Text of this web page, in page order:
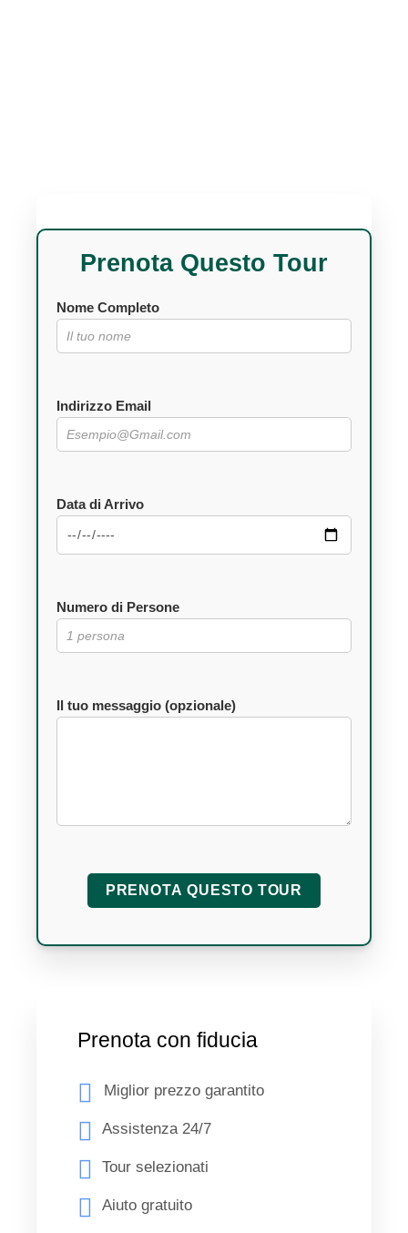
Prenota Questo Tour
Nome Completo
Indirizzo Email
Data di Arrivo
Numero di Persone
Il tuo messaggio (opzionale)
Prenota con fiducia
Miglior prezzo garantito
Assistenza 24/7
Tour selezionati
Aiuto gratuito